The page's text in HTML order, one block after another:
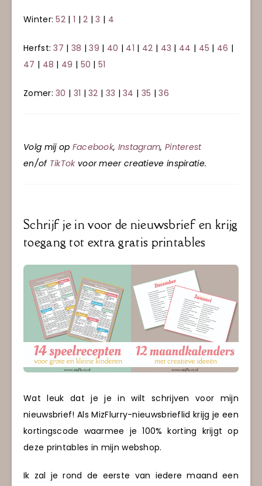
Winter:52 | 1 |2 |3 | 4
Herfst:37 | 38 |39 | 40 | 41 | 42 | 43 | 44 | 45 | 46 |
47 | 48 | 49 | 50 |51
Zomer:30 | 31 |32 | 33 |34 | 35 |36
Volg mij op Facebook, Instagram, Pinterest
en/of TikTokvoor meer creatieve inspiratie.
Schrijf je in voor de nieuwsbrief en krijg
toegang tot extra gratis printables
Wat leuk dat je je in wilt schrijven voor mijn
nieuwsbrief! Als MizFlurry-nieuwsbrieflid krijg je een
kortingscode waarmee je 100% korting krijgt op
deze printables in mijn webshop.
Ik zal je rond de eerste van iedere maand een